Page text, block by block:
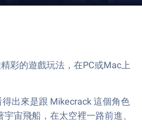
彩的遊戲玩法，在PC或Mac上
出來是跟 Mikecrack 這個角色
宙飛船，在太空裡一路前進、